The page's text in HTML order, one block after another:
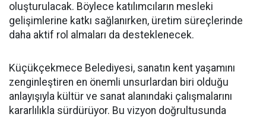
oluşturulacak. Böylece katılımcıların mesleki
gelişimlerine katkı sağlanırken, üretim süreçlerinde
daha aktif rol almaları da desteklenecek.
Küçükçekmece Belediyesi, sanatın kent yaşamını
zenginleştiren en önemli unsurlardan biri olduğu
anlayışıyla kültür ve sanat alanındaki çalışmalarını
kararlılıkla sürdürüyor. Bu vizyon doğrultusunda